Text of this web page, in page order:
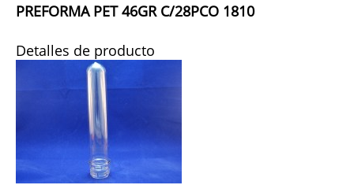
PREFORMA PET 46GR C/28PCO 1810
Detalles de producto